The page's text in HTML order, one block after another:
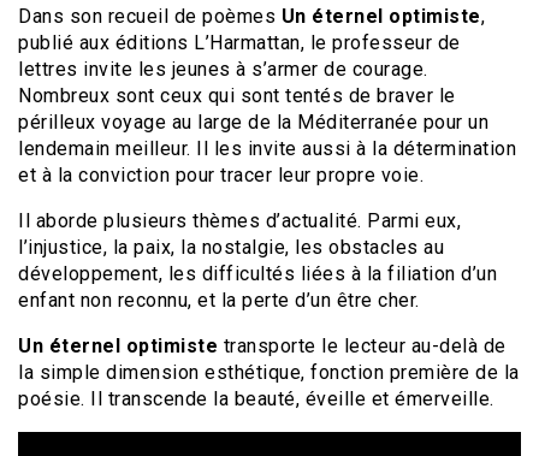
Dans son recueil de poèmes Un éternel optimiste,
publié aux éditions L’Harmattan, le professeur de
lettres invite les jeunes à s’armer de courage.
Nombreux sont ceux qui sont tentés de braver le
périlleux voyage au large de la Méditerranée pour un
lendemain meilleur. Il les invite aussi à la détermination
et à la conviction pour tracer leur propre voie.
Il aborde plusieurs thèmes d’actualité. Parmi eux,
l’injustice, la paix, la nostalgie, les obstacles au
développement, les difficultés liées à la filiation d’un
enfant non reconnu, et la perte d’un être cher.
Un éternel optimiste transporte le lecteur au-delà de
la simple dimension esthétique, fonction première de la
poésie. Il transcende la beauté, éveille et émerveille.